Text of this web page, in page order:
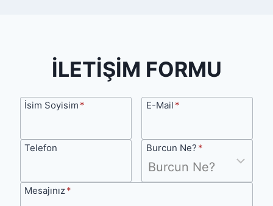
İLETİŞİM FORMU
İsim Soyisim *
İsim
E-Mail *
E-
Telefon
Telefon Burcun Ne? *
Burcun
Ne?
Mesajınız*
Mesajınız